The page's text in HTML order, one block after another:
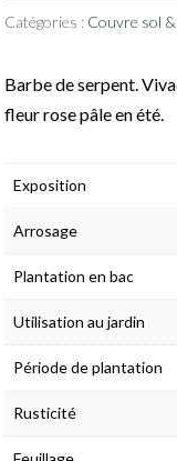
Catégories : Couvre sol
Barbe de serpent.
fleur rose pâle en été.
Exposition
Arrosage
Plantation en bac
Utilisation au jardin
Période de plantation
Rusticité